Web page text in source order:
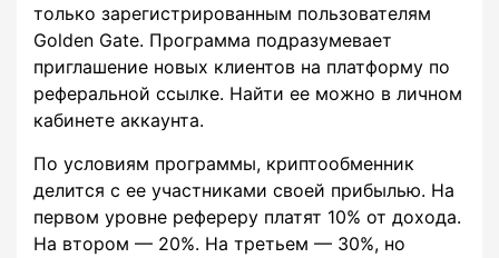
только зарегистрированным пользователям
Golden Gate. Программа подразумевает
приглашение новых клиентов на платформу по
реферальной ссылке. Найти ее можно в личном
кабинете аккаунта.
По условиям программы, криптообменник
делится с ее участниками своей прибылью. На
первом уровне рефереру платят 10% от дохода.
На втором — 20%. На третьем — 30%, но